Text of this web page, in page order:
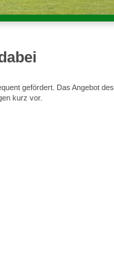
gefördert. Das Angebot des
kurz vor.